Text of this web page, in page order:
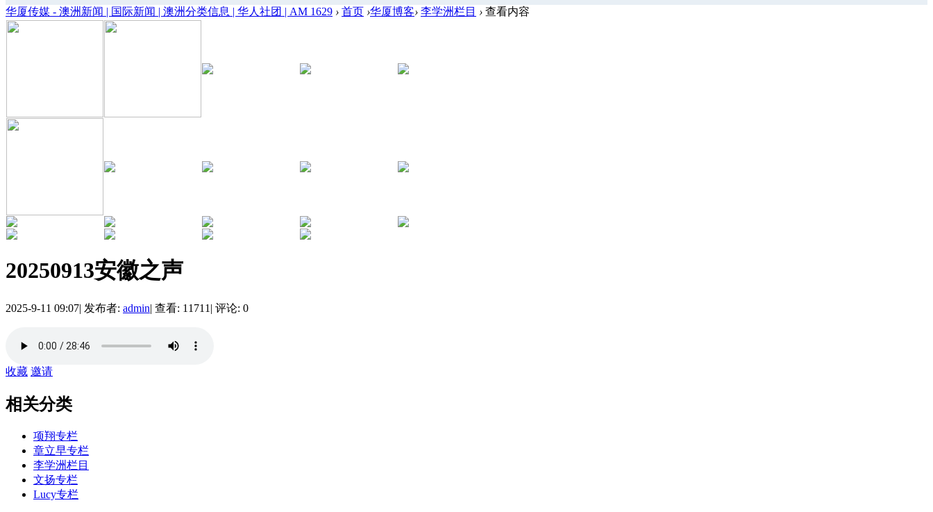
华厦传媒 - 澳洲新闻 | 国际新闻 | 澳洲分类信息 | 华人社团 | AM 1629 › 首页 ›华厦博客› 李学洲栏目 › 查看内容
20250913安徽之声
2025-9-11 09:07| 发布者: admin| 查看: 11711 | 评论: 0
收藏 邀请
相关分类
项翔专栏
章立早专栏
李学洲栏目
文扬专栏
Lucy专栏